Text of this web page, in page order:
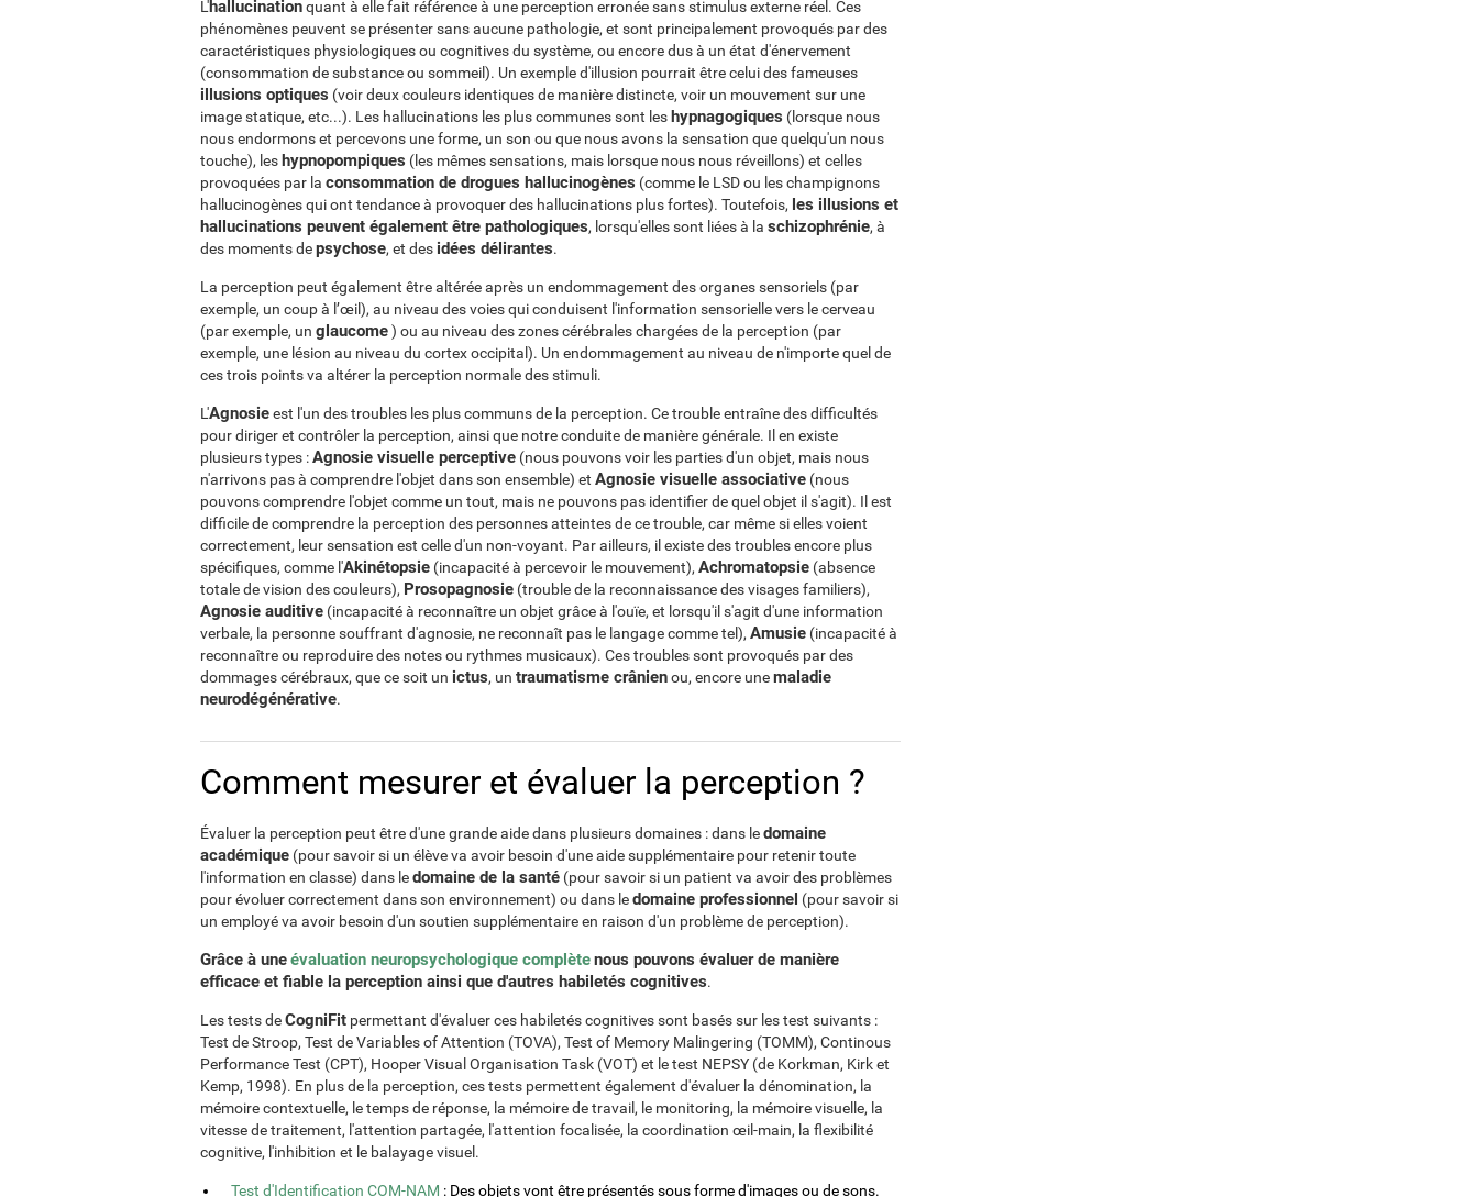
L'hallucinationquant à elle fait référence à une perception erronée sans stimulus externe réel. Ces
phénomènes peuvent se présenter sans aucune pathologie, et sont principalement provoqués par des
caractéristiques physiologiques ou cognitives du système, ou encore dus à un état d'énervement
(consommation de substance ou sommeil). Un exemple d'illusion pourrait être celui des fameuses
illusions optiques (voir deux couleurs identiques de manière distincte, voir un mouvement sur une
image statique, etc...). Les hallucinations les plus communes sont les hypnagogiques (lorsque nous
nous endormons et percevons une forme, un son ou que nous avons la sensation que quelqu'un nous
touche), les hypnopompiques (les mêmes sensations, mais lorsque nous nous réveillons) et celles
provoquées par la consommation de drogues hallucinogènes (comme le LSD ou les champignons
hallucinogènes qui ont tendance à provoquer des hallucinations plus fortes). Toutefois, les illusions et
hallucinations peuvent également être pathologiques, lorsqu'elles sont liées à la schizophrénie, à
des moments depsychose, et des idées délirantes.
La perception peut également être altérée après un endommagement des organes sensoriels (par
exemple, un coup à l’œil), au niveau des voies qui conduisent l'information sensorielle vers le cerveau
(par exemple, un glaucome) ou au niveau des zones cérébrales chargées de la perception (par
exemple, une lésion au niveau du cortex occipital). Un endommagement au niveau de n'importe quel de
ces trois points va altérer la perception normale des stimuli.
L'Agnosieest l'un des troubles les plus communs de la perception. Ce trouble entraîne des difficultés
pour diriger et contrôler la perception, ainsi que notre conduite de manière générale. Il en existe
plusieurs types :Agnosie visuelle perceptive (nous pouvons voir les parties d'un objet, mais nous
n'arrivons pas à comprendre l'objet dans son ensemble) et Agnosie visuelle associative (nous
pouvons comprendre l'objet comme un tout, mais ne pouvons pas identifier de quel objet il s'agit). Il est
difficile de comprendre la perception des personnes atteintes de ce trouble, car même si elles voient
correctement, leur sensation est celle d'un non-voyant. Par ailleurs, il existe des troubles encore plus
spécifiques, comme l'Akinétopsie (incapacité à percevoir le mouvement), Achromatopsie (absence
totale de vision des couleurs), Prosopagnosie (trouble de la reconnaissance des visages familiers),
Agnosie auditive (incapacité à reconnaître un objet grâce à l'ouïe, et lorsqu'il s'agit d'une information
verbale, la personne souffrant d'agnosie, ne reconnaît pas le langage comme tel), Amusie (incapacité à
reconnaître ou reproduire des notes ou rythmes musicaux). Ces troubles sont provoqués par des
dommages cérébraux, que ce soit un ictus, un traumatisme crânienou, encore unemaladie
neurodégénérative.
Comment mesurer et évaluer la perception ?
Évaluer la perception peut être d'une grande aide dans plusieurs domaines : dans ledomaine
académique (pour savoir si un élève va avoir besoin d'une aide supplémentaire pour retenir toute
l'information en classe) dans ledomaine de la santé (pour savoir si un patient va avoir des problèmes
pour évoluer correctement dans son environnement) ou dans ledomaine professionnel (pour savoir si
un employé va avoir besoin d'un soutien supplémentaire en raison d'un problème de perception).
Grâce à uneévaluation neuropsychologique complètenous pouvons évaluer de manière
efficace et fiable la perception ainsi que d'autres habiletés cognitives.
Les tests deCogniFit permettant d'évaluer ces habiletés cognitives sont basés sur les test suivants :
Test de Stroop, Test de Variables of Attention (TOVA), Test of Memory Malingering (TOMM), Continous
Performance Test (CPT), Hooper Visual Organisation Task (VOT) et le test NEPSY (de Korkman, Kirk et
Kemp, 1998). En plus de la perception, ces tests permettent également d'évaluer la dénomination, la
mémoire contextuelle, le temps de réponse, la mémoire de travail, le monitoring, la mémoire visuelle, la
vitesse de traitement, l'attention partagée, l'attention focalisée, la coordination œil-main, la flexibilité
cognitive, l'inhibition et le balayage visuel.
Test d'Identification COM-NAM : Des objets vont être présentés sous forme d'images ou de sons.